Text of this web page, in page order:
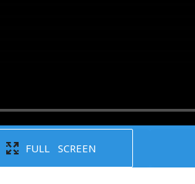
FULL SCREEN